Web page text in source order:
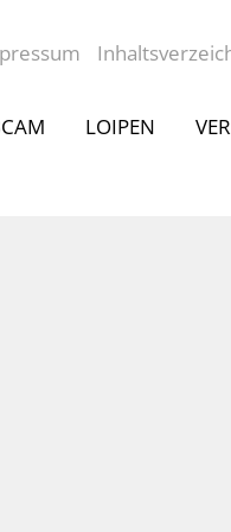
LOIPEN